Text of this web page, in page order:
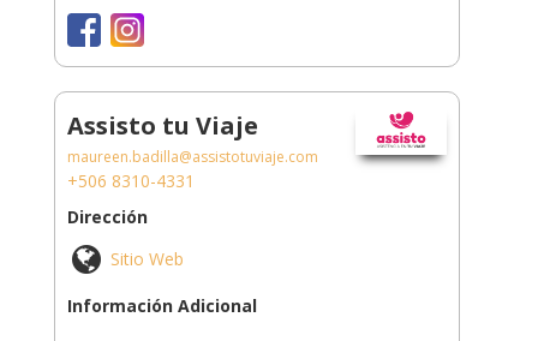
Assisto tu Viaje
maureen.badilla@assistotuviaje.com
+506 8310-4331
Dirección
Sitio Web
Información Adicional